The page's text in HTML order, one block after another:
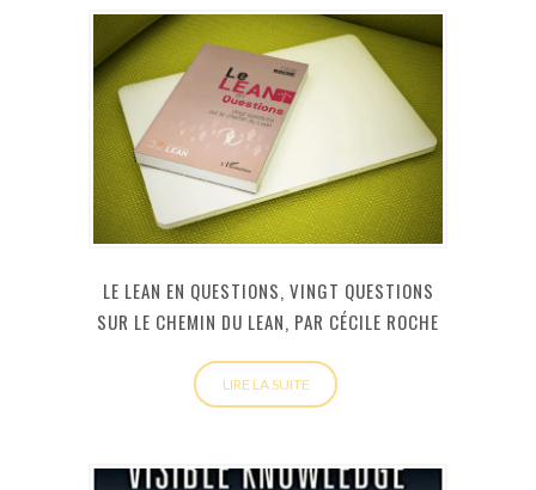
LE LEAN EN QUESTIONS, VINGT QUESTIONS
SUR LE CHEMIN DU LEAN, PAR CÉCILE ROCHE
LIRE LA SUITE